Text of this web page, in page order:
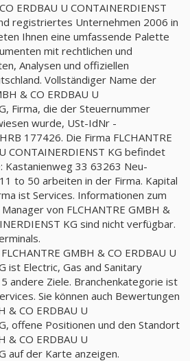
ERDBAU U CONTAINERDIENST
registriertes Unternehmen 2006 in
Ihnen eine umfassende Palette
mit rechtlichen und
Analysen und offiziellen
Vollständiger Name der
& CO ERDBAU U
Firma, die der Steuernummer
wurde, USt-IdNr -
177426. Die Firma FLCHANTRE
CONTAINERDIENST KG befindet
Kastanienweg 33 63263 Neu-
to 50 arbeiten in der Firma. Kapital
ist Services. Informationen zum
von FLCHANTRE GMBH &
KG sind nicht verfügbar.
GMBH & CO ERDBAU U
ist Electric, Gas and Sanitary
andere Ziele. Branchenkategorie ist
Sie können auch Bewertungen
& CO ERDBAU U
offene Positionen und den Standort
& CO ERDBAU U
auf der Karte anzeigen.